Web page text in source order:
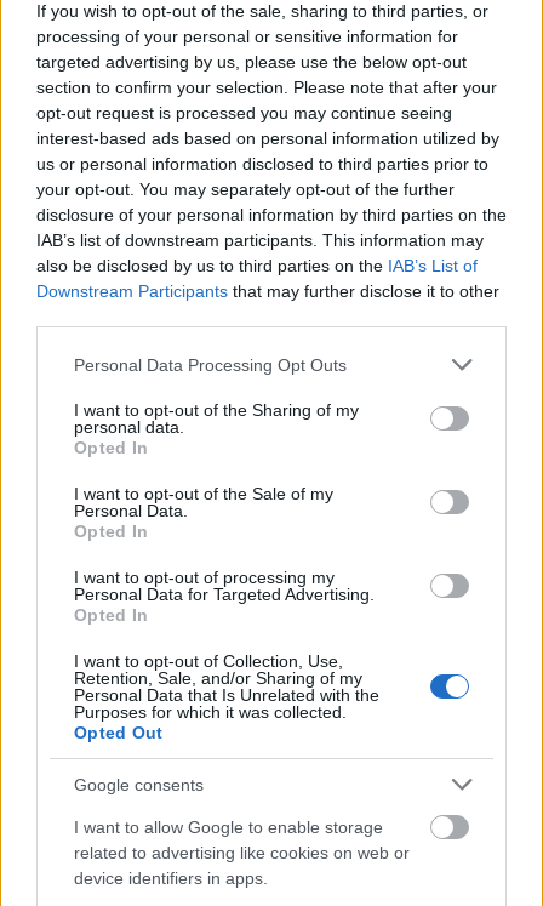
If you wish to opt-out of the sale, sharing to third parties, or
processing of your personal or sensitive information for
targeted advertising by us, please use the below opt-out
section to confirm your selection. Please note that after your
opt-out request is processed you may continue seeing
interest-based ads based on personal information utilized by
us or personal information disclosed to third parties prior to
your opt-out. You may separately opt-out of the further
disclosure of your personal information by third parties on the
IAB’s list of downstream participants. This information may
also be disclosed by us to third parties on the IAB’s List of
Downstream Participants that may further disclose it to other
Please note that this website/app uses one or more Google
not limited to your visit or usage behaviour. You may click to
grant or deny consent to Google and its third-party tags to
use your data for below specified purposes in below Google
consent section.
Personal Data Processing Opt Outs
I want to opt-out of the Sharing of my
personal data.
Opted In
I want to opt-out of the Sale of my
Personal Data.
Opted In
I want to opt-out of processing my
Personal Data for Targeted Advertising.
Opted In
I want to opt-out of Collection, Use,
Retention, Sale, and/or Sharing of my
Personal Data that Is Unrelated with the
Purposes for which it was collected.
Opted Out
Google consents
I want to allow Google to enable storage
related to advertising like cookies on web or
device identifiers in apps.
proson, η πρώτη προκήρυξη του δεύτερου σταδίου
του διαγωνισμού θα αφορά τηνΥπηρεσία
Πολιτικής Αεροπορίας (ΥΠΑ).
Πιο συγκεκριμένα το ΑΣΕΠ έχει ήδη σε
επεξεργασία την προκήρυξη για την κάλυψη
θέσεωνστην Υπηρεσία Πολιτικής Αεροπορίας
(ΥΠΑ).
Στην προκήρυξη θα ζητούνται απόφοιτοι και
Πανεπιστημιακής και Τεχνολογικής Εκπαίδευσης.
Ακόμα δεν έχει γίνει γνωστό ποιες ειδικότητες θα
ζητούνται.
Τα απαραίτητα τυπικά προσόντα που
πρέπει να έχετε για να συμμετάσχετε στις
προκηρύξεις διορισμών
διεκδικήσουν μία θέση σε προκηρύξεις που θα
βγουν το επόμενο διάστημα θα πρέπει να ΕΧΟΥΝ
τα παρακάτω πρόσθετα τυπικά προσόντα
- ΠΙΣΤΟΠΟΙΗΣΗ ΥΠΟΛΟΓΙΣΤΩΝ ELIC (Δείτε
- Η πιο εύκολη στη Ελλάδα με το
χαμηλότερο κόστος